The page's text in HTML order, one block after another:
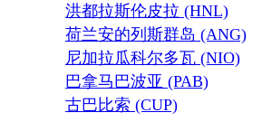
洪都拉斯伦皮拉 (HNL)
荷兰安的列斯群岛 (ANG)
尼加拉瓜科尔多瓦 (NIO)
巴拿马巴波亚 (PAB)
古巴比索 (CUP)